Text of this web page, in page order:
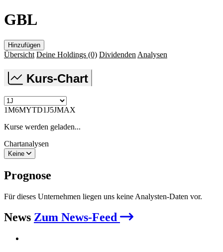
GBL
Hinzufügen
Übersicht Deine Holdings (0) Dividenden Analysen
Kurs-Chart
1M6MYTD1J5JMAX
Kurse werden geladen...
Chartanalysen
Keine
Prognose
Für dieses Unternehmen liegen uns keine Analysten-Daten vor.
News Zum News-Feed